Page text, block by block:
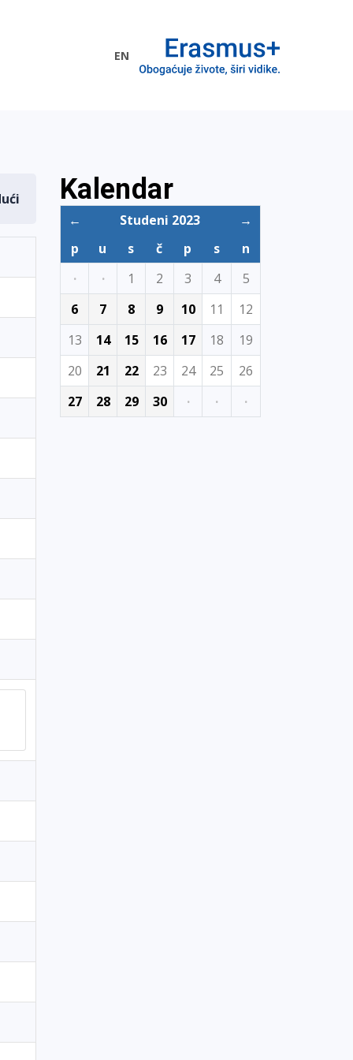
EN
Kalendar
← Studeni 2023
→
p
u s č p s
n
·
· 1 2 3 4
5
6
7 8 9 10 11
12
13
14 15 16 17 18
19
20
21 22 23 24 25
26
27
28 29 30 · · ·